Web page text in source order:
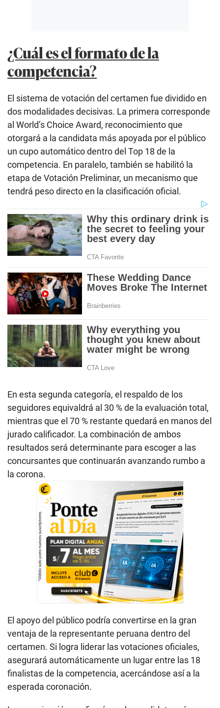
¿Cuál es el formato de la
competencia?
El sistema de votación del certamen fue dividido en
dos modalidades decisivas. La primera corresponde
al World’s Choice Award, reconocimiento que
otorgará a la candidata más apoyada por el público
un cupo automático dentro del Top 18 de la
competencia. En paralelo, también se habilitó la
etapa de Votación Preliminar, un mecanismo que
tendrá peso directo en la clasificación oficial.
En esta segunda categoría, el respaldo de los
seguidores equivaldrá al 30 % de la evaluación total,
mientras que el 70 % restante quedará en manos del
jurado calificador. La combinación de ambos
resultados será determinante para escoger a las
concursantes que continuarán avanzando rumbo a
la corona.
El apoyo del público podría convertirse en la gran
ventaja de la representante peruana dentro del
certamen. Si logra liderar las votaciones oficiales,
asegurará automáticamente un lugar entre las 18
finalistas de la competencia, acercándose así a la
esperada coronación.